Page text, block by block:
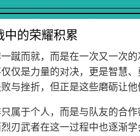
中的荣耀积累
蹴而就，而是在一次又一次
仅是力量的对决，更是智慧
与挫折，但正是这些磨砺让他
属于个人，而是与队友的合
刃武者在这一过程中也逐渐